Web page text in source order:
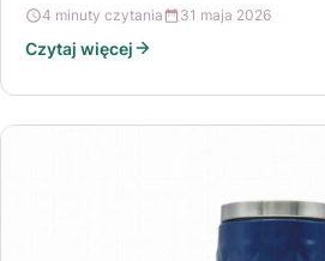
4 minuty czytania 31 maja 2026
Czytaj więcej